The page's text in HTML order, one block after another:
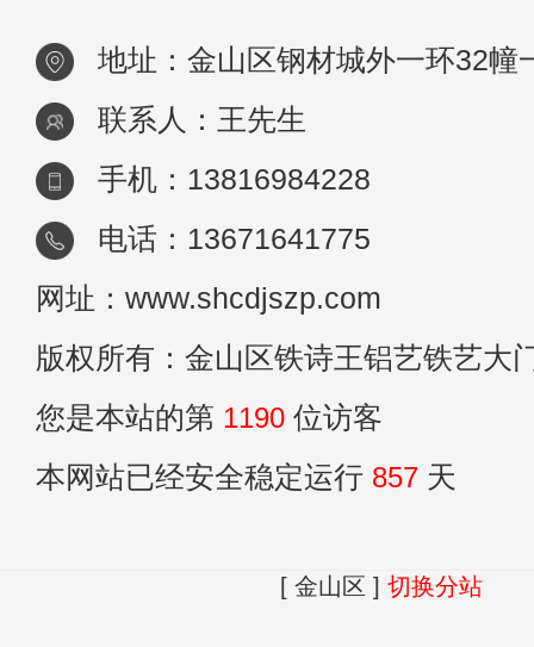
地址：金山区钢材城外一环32幢
联系人：王先生
手机：13816984228
电话：13671641775
网址：www.shcdjszp.com
版权所有：金山区铁诗王铝艺铁艺大
您是本站的第 1190 位访客
本网站已经安全稳定运行 857 天
[ 金山区 ] 切换分站